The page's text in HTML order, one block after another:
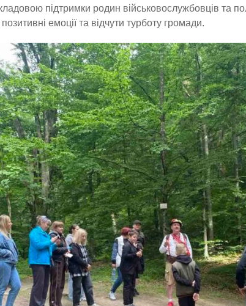
підтримки родин військовослужбовців та
емоції та відчути турботу громади.